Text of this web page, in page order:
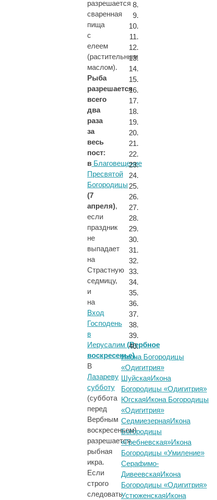
разрешается
сваренная
пища
с
елеем
(растительным
маслом).
Рыба
разрешается
всего
два
раза
за
весь
пост:
в Благовещение
Пресвятой
Богородицы
(7
апреля),
если
праздник
не
выпадает
на
Страстную
седмицу,
и
на
Вход
Господень
в
Иерусалим (Вербное
воскресенье).
В
Лазареву
субботу
(суббота
перед
Вербным
воскресеньем)
разрешается
рыбная
икра.
Если
строго
следовать
Икона Богородицы
«Одигитрия»
ШуйскаяИкона
Богородицы «Одигитрия»
ЮгскаяИкона Богородицы
«Одигитрия»
СедмиезернаяИкона
Богородицы
«Гребневская»Икона
Богородицы «Умиление»
Серафимо-
ДивеевскаяИкона
Богородицы «Одигитрия»
УстюженскаяИкона